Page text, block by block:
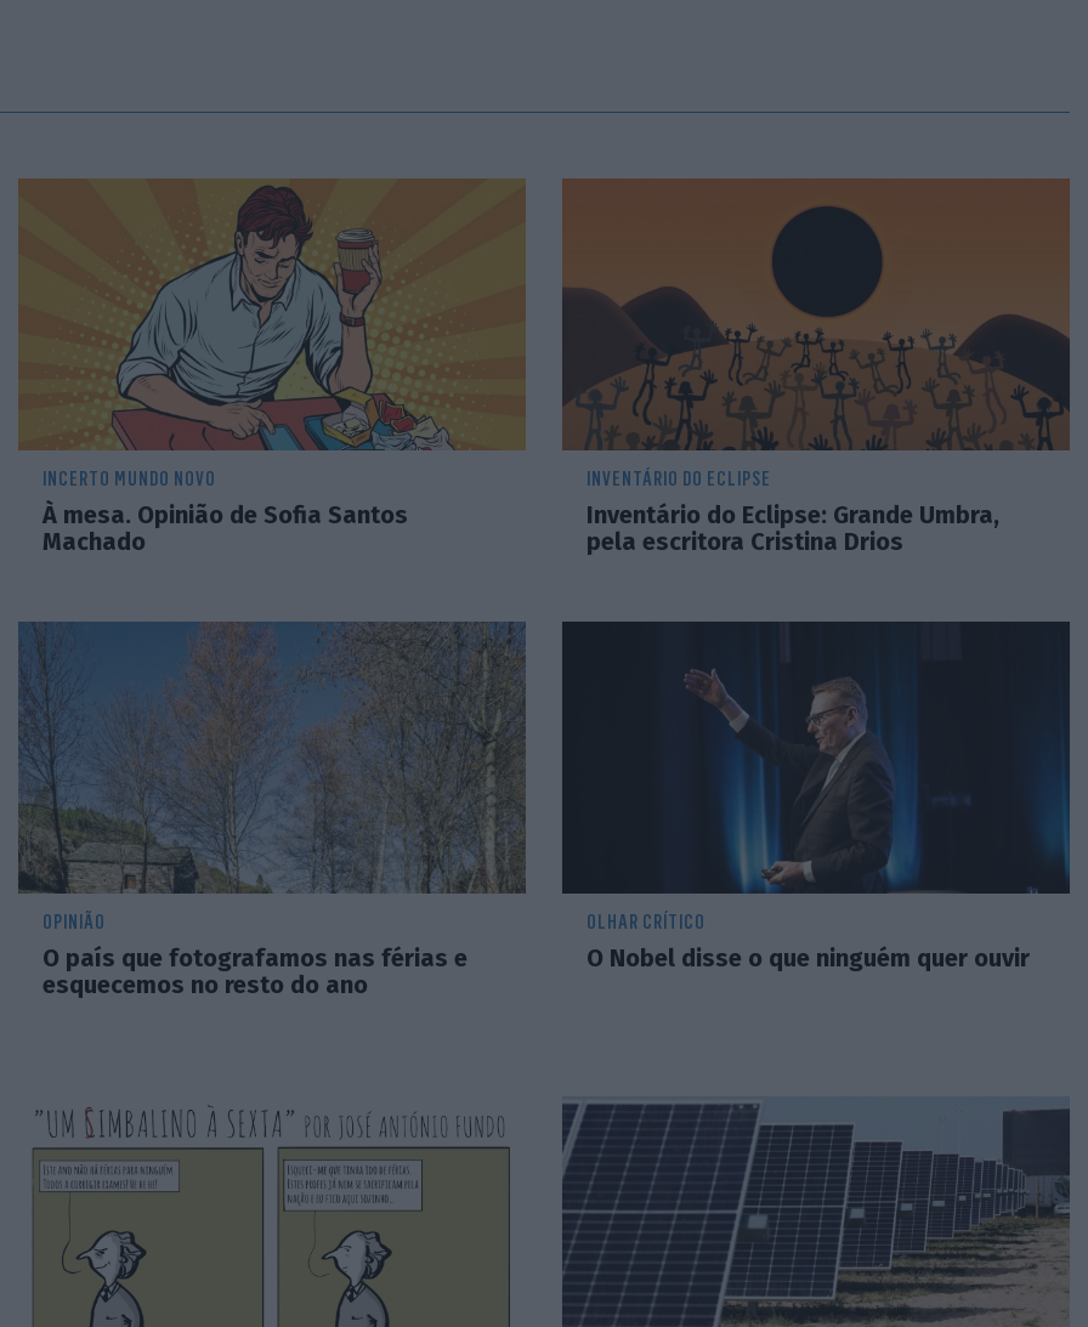
INCERTO MUNDO NOVO
À mesa. Opinião de Sofia Santos
Machado
INVENTÁRIO DO ECLIPSE
Inventário do Eclipse: Grande Umbra,
pela escritora Cristina Drios
OPINIÃO
O país que fotografamos nas férias e
esquecemos no resto do ano
OLHAR CRÍTICO
O Nobel disse o que ninguém quer ouvir